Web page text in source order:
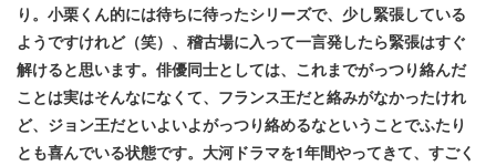
り。小栗くん的には待ちに待ったシリーズで、少し緊張している
ようですけれど（笑）、稽古場に入って一言発したら緊張はすぐ
解けると思います。俳優同士としては、これまでがっつり絡んだ
ことは実はそんなになくて、フランス王だと絡みがなかったけれ
ど、ジョン王だといよいよがっつり絡めるなということでふたり
とも喜んでいる状態です。大河ドラマを1年間やってきて、すごく